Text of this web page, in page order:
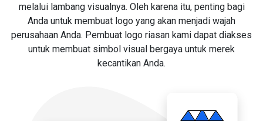
melalui lambang visualnya. Oleh karena itu, penting bagi
Anda untuk membuat logo yang akan menjadi wajah
perusahaan Anda. Pembuat logo riasan kami dapat diakses
untuk membuat simbol visual bergaya untuk merek
kecantikan Anda.